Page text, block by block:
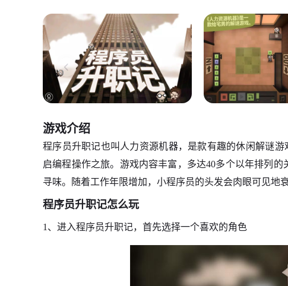
游戏介绍
程序员升职记也叫人力资源机器，是款有趣的休闲解谜
启编程操作之旅。游戏内容丰富，多达40多个以年排列
寻味。随着工作年限增加，小程序员的头发会肉眼可见地
程序员升职记怎么玩
1、进入程序员升职记，首先选择一个喜欢的角色